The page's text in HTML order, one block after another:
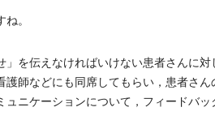
。
を伝えなければいけない患者さんに
師などにも同席してもらい，患者さ
ニケーションについて，フィードバッ